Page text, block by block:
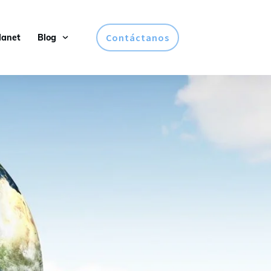
Blog Contáctanos